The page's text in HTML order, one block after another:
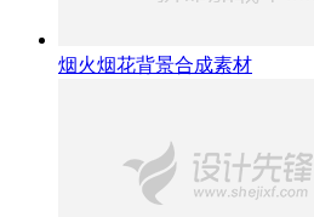
烟火烟花背景合成素材